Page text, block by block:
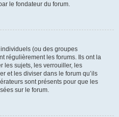
le fondateur du forum.
(ou des groupes
régulièrement les forums. Ils ont la
les sujets, les verrouiller, les
et les diviser dans le forum qu’ils
sont présents pour que les
sur le forum.